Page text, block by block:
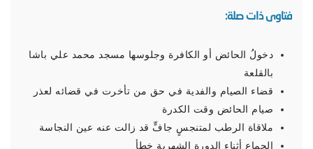
فتاوى ذات صلة:
دخولُ الحائض أو الكافرة وجلوسها مسجد محمد علي باشا
بالقلعة
قضاء الصيام والفدية في حق من تأخرت في قضائه لعذر
صيام الحائض وقت الكدرة
ملاقاة الرطب لمتنجسٍ جافٍّ قد زالت عنه عين النجاسة
الجماع أثناء الدورة الشهرية خطأ